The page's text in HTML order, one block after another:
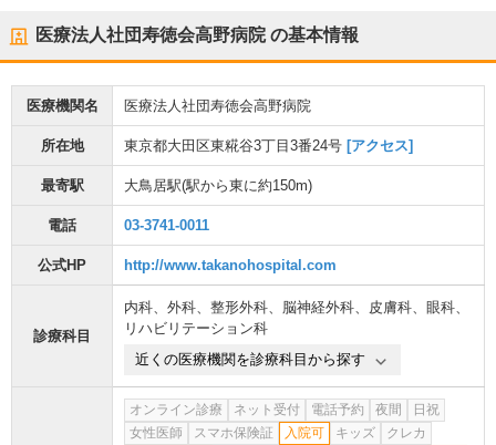
医療法人社団寿徳会高野病院の基本情報
医療機関名 医療法人社団寿徳会高野病院
所在地 東京都大田区東糀谷3丁目3番24号 [アクセス]
最寄駅 大鳥居駅(駅から東に約150m)
電話 03-3741-0011
公式HP http://www.takanohospital.com
診療科目
内科、 外科、 整形外科、 脳神経外科、 皮膚科、 眼科、
リハビリテーション科
近くの医療機関を診療科目から探す
オンライン診療 ネット受付 電話予約 夜間
日祝
女性医師
スマホ保険証 入院可 キッズ
クレカ